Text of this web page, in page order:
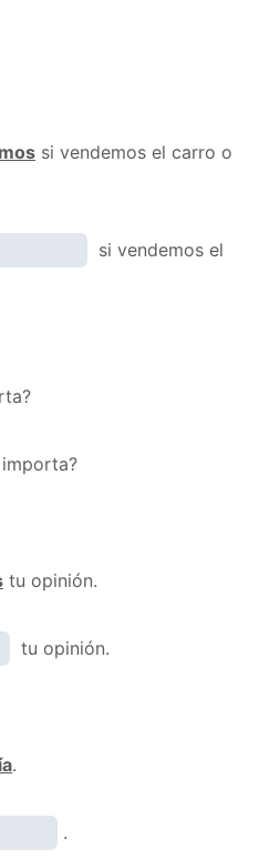
si vendemos el carro o
si vendemos el
importa?
tu opinión.
tu opinión.
.
.